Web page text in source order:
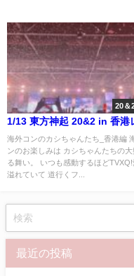
20＆
1/13 東方神起 20&2 in 香港
海外コンのカシちゃんたち_香港編
ンのお楽しみは カシちゃんたちの大
る舞い。 いつも感動するほどTVXQ!
溢れていて 道行くフ...
最近の投稿